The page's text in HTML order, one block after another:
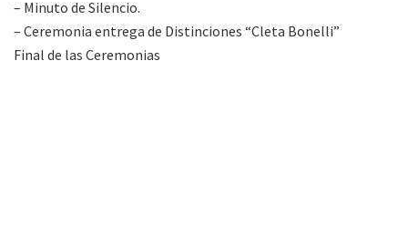
– Minuto de Silencio.
– Ceremonia entrega de Distinciones “Cleta Bonelli”
Final de las Ceremonias